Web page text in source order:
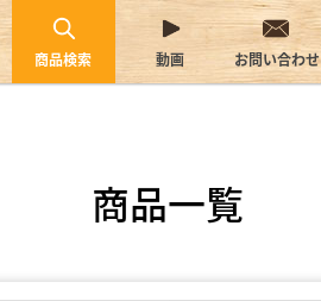
商品検索 動画 お問い合わせ
商品一覧